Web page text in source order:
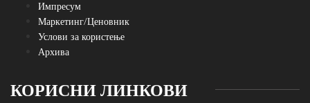
Импресум
Маркетинг/Ценовник
Услови за користење
Архива
КОРИСНИ ЛИНКОВИ